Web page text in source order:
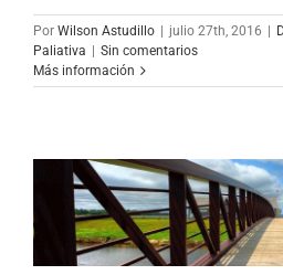
Por Wilson Astudillo julio 27th, 2016
Paliativa
Sin comentarios
Más información